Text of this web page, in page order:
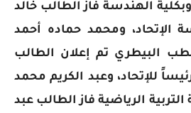
الهندسة فاز الطالب خالد
الإتحاد، ومحمد حماده أحمد
البيطري تم إعلان الطالب
للإتحاد، وعبد الكريم محمد
التربية الرياضية فاز الطالب عبد